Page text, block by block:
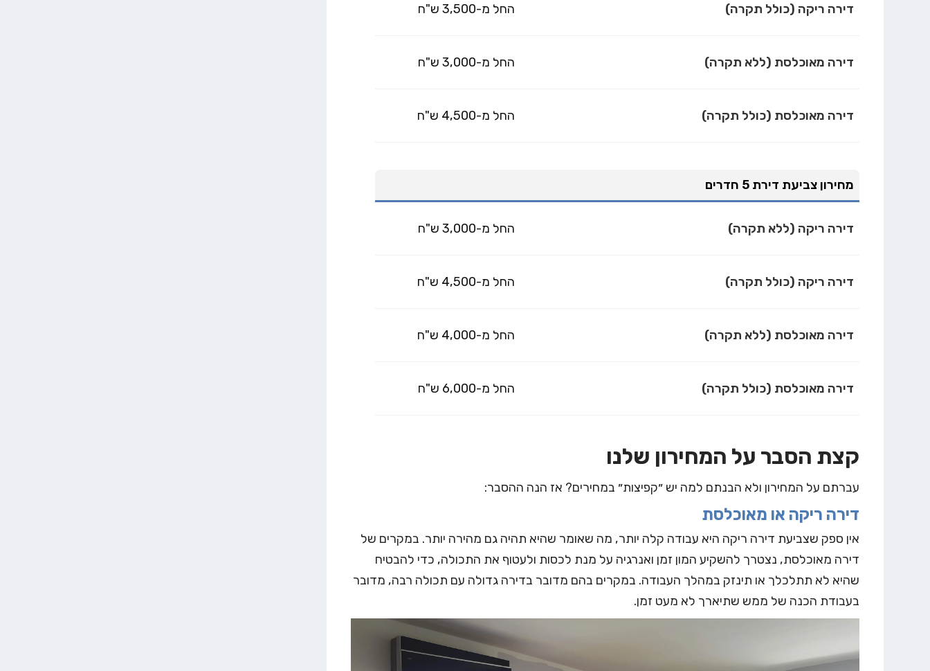
דירה ריקה (כולל תקרה) החל מ-3,500 ש"ח
דירה מאוכלסת (ללא תקרה) החל מ-3,000 ש"ח
דירה מאוכלסת (כולל תקרה) החל מ-4,500 ש"ח
מחירון צביעת דירת 5 חדרים
דירה ריקה (ללא תקרה) החל מ-3,000 ש"ח
דירה ריקה (כולל תקרה) החל מ-4,500 ש"ח
דירה מאוכלסת (ללא תקרה) החל מ-4,000 ש"ח
דירה מאוכלסת (כולל תקרה) החל מ-6,000 ש"ח
קצת הסבר על המחירון שלנו
עברתם על המחירון ולא הבנתם למה יש ״קפיצות״ במחירים? אז הנה ההסבר:
דירה ריקה או מאוכלסת
אין ספק שצביעת דירה ריקה היא עבודה קלה יותר, מה שאומר שהיא תהיה גם מהירה יותר. במקרים של
דירה מאוכלסת, נצטרך להשקיע המון זמן ואנרגיה על מנת לכסות ולעטוף את התכולה, כדי להבטיח
שהיא לא תתלכלך או תינזק במהלך העבודה. במקרים בהם מדובר בדירה גדולה עם תכולה רבה, מדובר
בעבודת הכנה של ממש שתיארך לא מעט זמן.